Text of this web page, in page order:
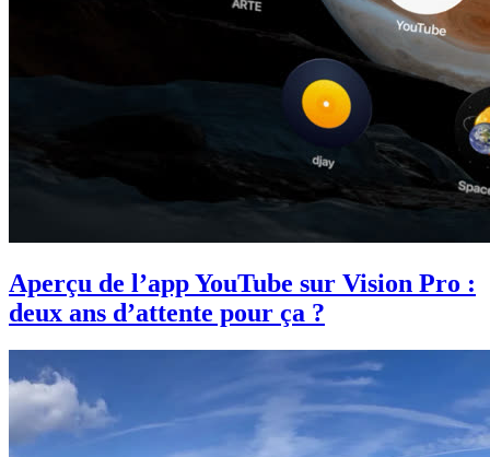
Aperçu de l’app YouTube sur Vision Pro :
deux ans d’attente pour ça ?